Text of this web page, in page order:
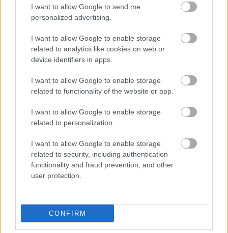
I want to allow Google to send me
personalized advertising.
I want to allow Google to enable storage
related to analytics like cookies on web or
device identifiers in apps.
I want to allow Google to enable storage
related to functionality of the website or app.
I want to allow Google to enable storage
related to personalization.
I want to allow Google to enable storage
related to security, including authentication
functionality and fraud prevention, and other
user protection.
CONFIRM